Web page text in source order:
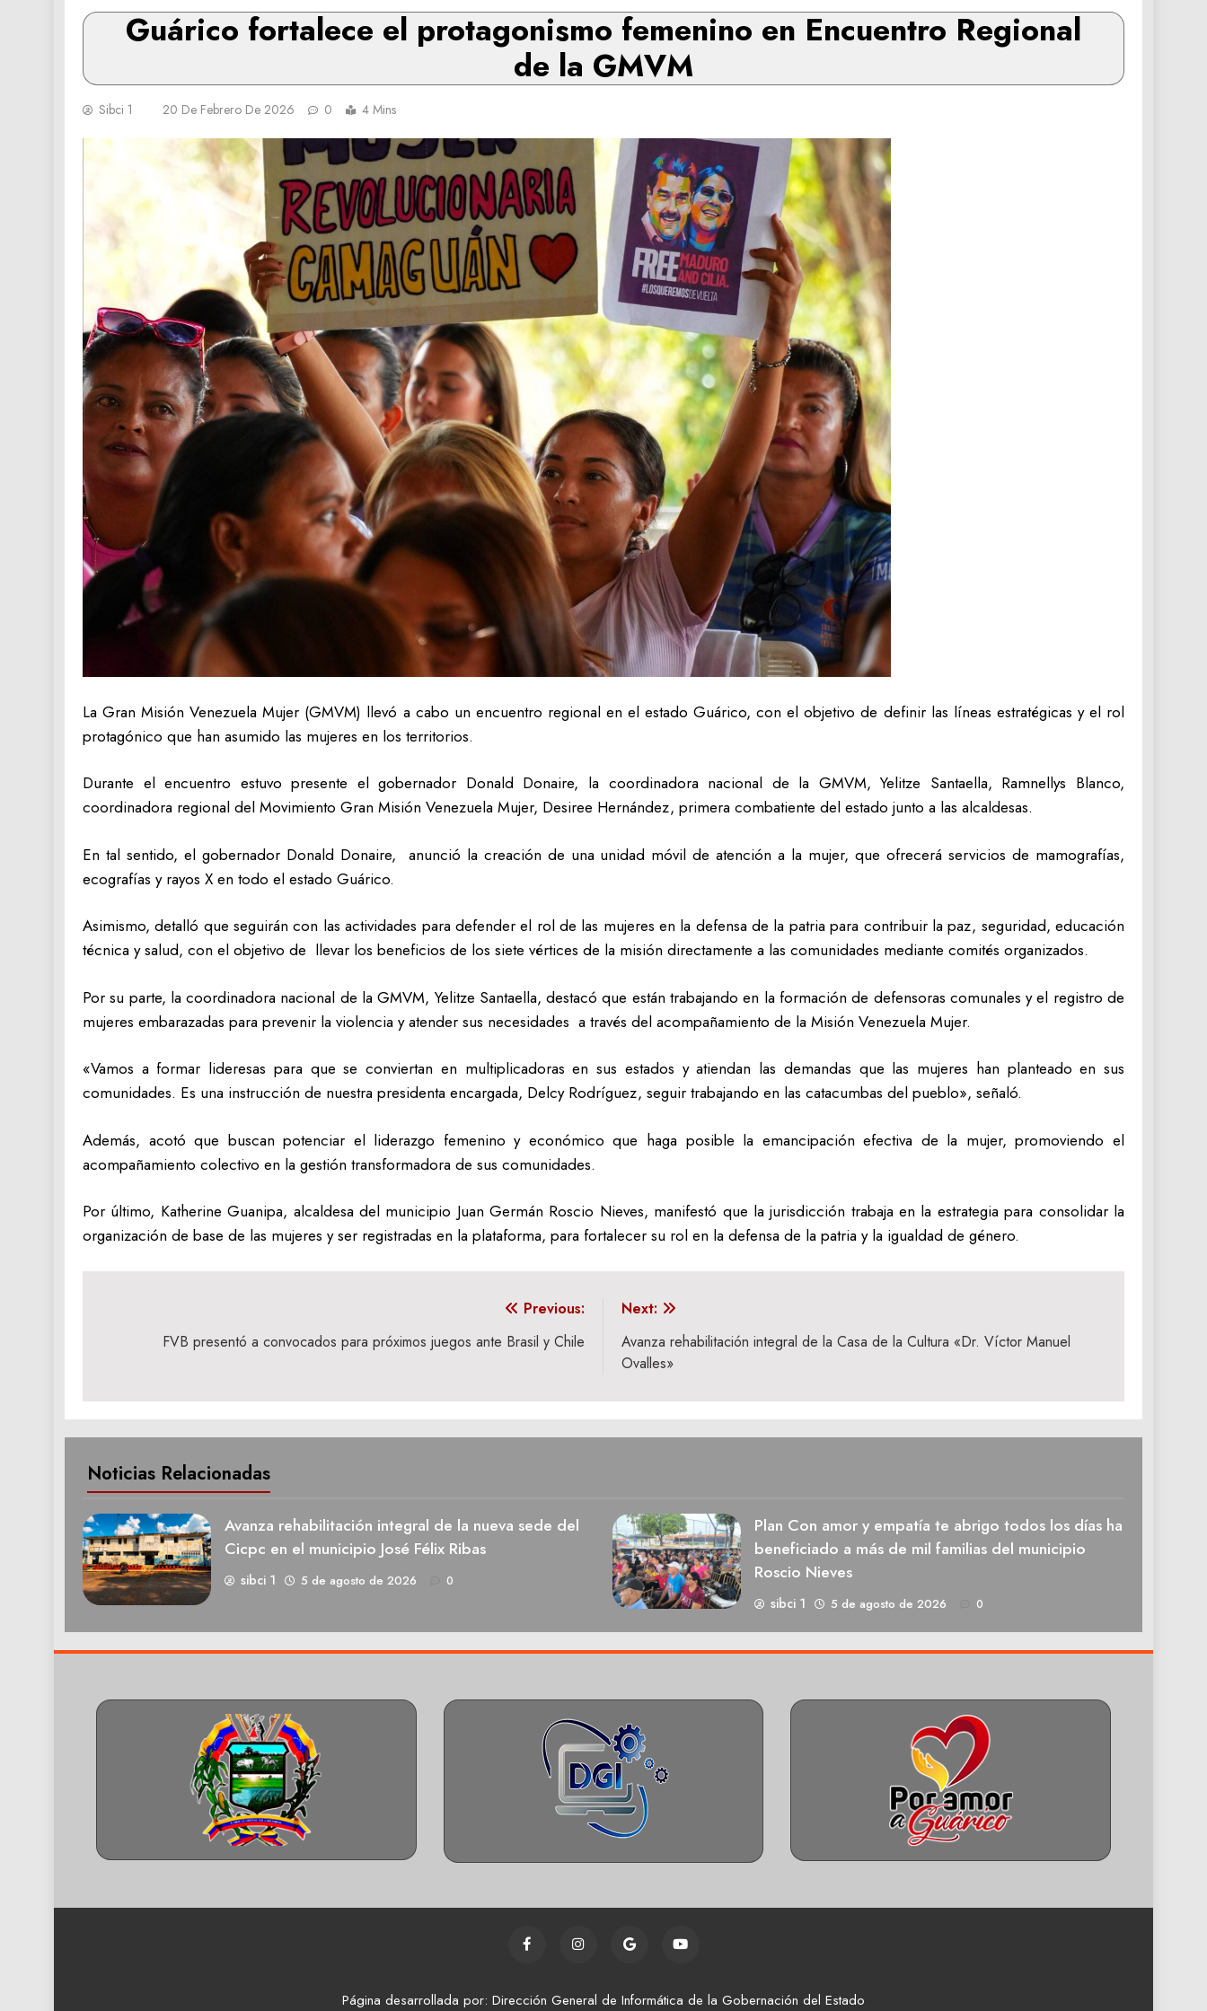
Guárico fortalece el protagonismo femenino en Encuentro Regional
de la GMVM
Sibci 1 20 De Febrero De 2026 0 4 Mins
La Gran Misión Venezuela Mujer (GMVM) llevó a cabo un encuentro regional en el estado Guárico, con el objetivo de definir las líneas estratégicas y el rol
protagónico que han asumido las mujeres en los territorios.
Durante el encuentro estuvo presente el gobernador Donald Donaire, la coordinadora nacional de la GMVM, Yelitze Santaella, Ramnellys Blanco,
coordinadora regional del Movimiento Gran Misión Venezuela Mujer, Desiree Hernández, primera combatiente del estado junto a las alcaldesas.
En tal sentido, el gobernador Donald Donaire, anunció la creación de una unidad móvil de atención a la mujer, que ofrecerá servicios de mamografías,
ecografías y rayos X en todo el estado Guárico.
Asimismo, detalló que seguirán con las actividades para defender el rol de las mujeres en la defensa de la patria para contribuir la paz, seguridad, educación
técnica y salud, con el objetivo de llevar los beneficios de los siete vértices de la misión directamente a las comunidades mediante comités organizados.
Por su parte, la coordinadora nacional de la GMVM, Yelitze Santaella, destacó que están trabajando en la formación de defensoras comunales y el registro de
mujeres embarazadas para prevenir la violencia y atender sus necesidades a través del acompañamiento de la Misión Venezuela Mujer.
«Vamos a formar lideresas para que se conviertan en multiplicadoras en sus estados y atiendan las demandas que las mujeres han planteado en sus
comunidades. Es una instrucción de nuestra presidenta encargada, Delcy Rodríguez, seguir trabajando en las catacumbas del pueblo», señaló.
Además, acotó que buscan potenciar el liderazgo femenino y económico que haga posible la emancipación efectiva de la mujer, promoviendo el
acompañamiento colectivo en la gestión transformadora de sus comunidades.
Por último, Katherine Guanipa, alcaldesa del municipio Juan Germán Roscio Nieves, manifestó que la jurisdicción trabaja en la estrategia para consolidar la
organización de base de las mujeres y ser registradas en la plataforma, para fortalecer su rol en la defensa de la patria y la igualdad de género.
Previous:
FVB presentó a convocados para próximos juegos ante Brasil y Chile
Next:
Avanza rehabilitación integral de la Casa de la Cultura «Dr. Víctor Manuel
Ovalles»
Noticias Relacionadas
Avanza rehabilitación integral de la nueva sede del
Cicpc en el municipio José Félix Ribas
sibci 1 5 de agosto de 2026 0
Plan Con amor y empatía te abrigo todos los días ha
beneficiado a más de mil familias del municipio
Roscio Nieves
sibci 1 5 de agosto de 2026 0
Página desarrollada por: Dirección General de Informática de la Gobernación del Estado